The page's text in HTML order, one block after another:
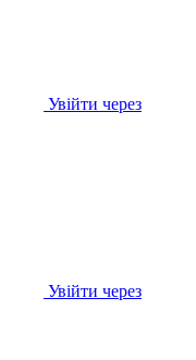
Увійти через
Увійти через